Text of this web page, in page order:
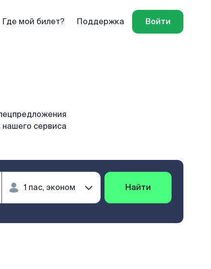
Где мой билет? Поддержка Войти
сервиса
Найти